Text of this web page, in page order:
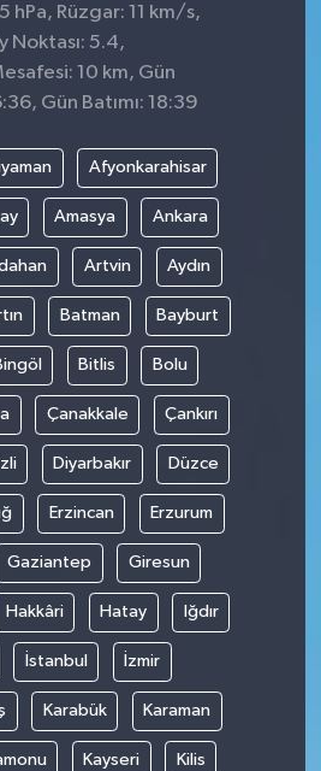
hPa, Rüzgar: 11 km/s,
Noktası: 5.4,
10 km, Gün
Gün Batımı: 18:39
Afyonkarahisar
Amasya Ankara
Artvin Aydın
Batman Bayburt
Bitlis Bolu
Çanakkale Çankırı
Diyarbakır Düzce
Erzincan Erzurum
Gaziantep Giresun
Hakkâri Hatay Iğdır
İstanbul İzmir
Karabük Karaman
Kayseri Kilis